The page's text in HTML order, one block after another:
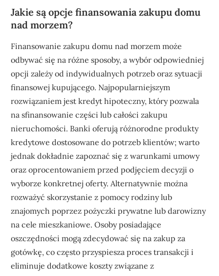
Jakie są opcje finansowania zakupu domu
nad morzem?
Finansowanie zakupu domu nad morzem może
odbywać się na różne sposoby, a wybór odpowiedniej
opcji zależy od indywidualnych potrzeb oraz sytuacji
finansowej kupującego. Najpopularniejszym
rozwiązaniem jest kredyt hipoteczny, który pozwala
na sfinansowanie części lub całości zakupu
nieruchomości. Banki oferują różnorodne produkty
kredytowe dostosowane do potrzeb klientów; warto
jednak dokładnie zapoznać się z warunkami umowy
oraz oprocentowaniem przed podjęciem decyzji o
wyborze konkretnej oferty. Alternatywnie można
rozważyć skorzystanie z pomocy rodziny lub
znajomych poprzez pożyczki prywatne lub darowizny
na cele mieszkaniowe. Osoby posiadające
oszczędności mogą zdecydować się na zakup za
gotówkę, co często przyspiesza proces transakcji i
eliminuje dodatkowe koszty związane z